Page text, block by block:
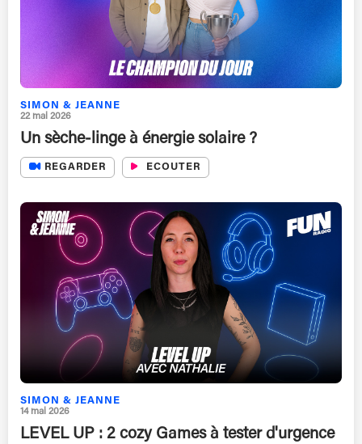
SIMON & JEANNE
22 mai 2026
Un sèche-linge à énergie solaire ?
REGARDER ECOUTER
SIMON & JEANNE
14 mai 2026
LEVEL UP : 2 cozy Games à tester d'urgence